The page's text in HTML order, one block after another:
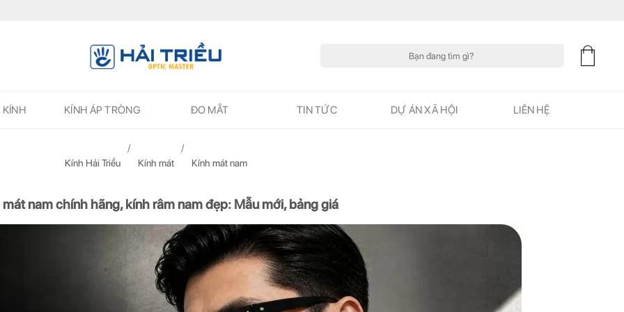
KÍNH KÍNH ÁP TRÒNG ĐO MẮT TIN TỨC DỰ ÁN XÃ HỘI LIÊN HỆ
Kính Hải Triều Kính mát Kính mát nam
mát nam chính hãng, kính râm nam đẹp: Mẫu mới, bảng giá